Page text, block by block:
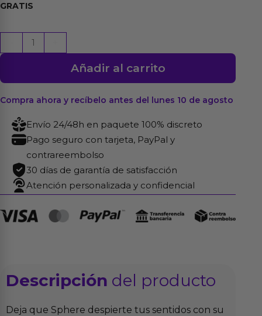
GRATIS
Masturbador
cantidad
Añadir al carrito
Compra ahora y recíbelo antes del lunes 10 de agosto
Envío 24/48h en paquete 100% discreto
Pago seguro con tarjeta, PayPal y
contrareembolso
30 días de garantía de satisfacción
Atención personalizada y confidencial
Descripción del producto
Deja que Sphere despierte tus sentidos con su